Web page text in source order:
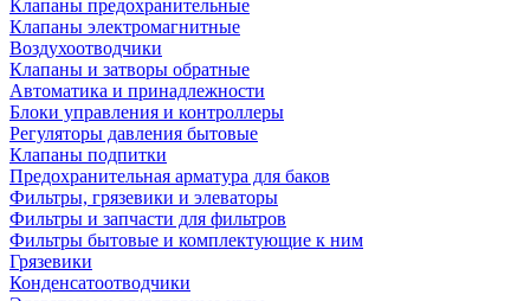
Клапаны предохранительные
Клапаны электромагнитные
Воздухоотводчики
Клапаны и затворы обратные
Автоматика и принадлежности
Блоки управления и контроллеры
Регуляторы давления бытовые
Клапаны подпитки
Предохранительная арматура для баков
Фильтры, грязевики и элеваторы
Фильтры и запчасти для фильтров
Фильтры бытовые и комплектующие к ним
Грязевики
Конденсатоотводчики